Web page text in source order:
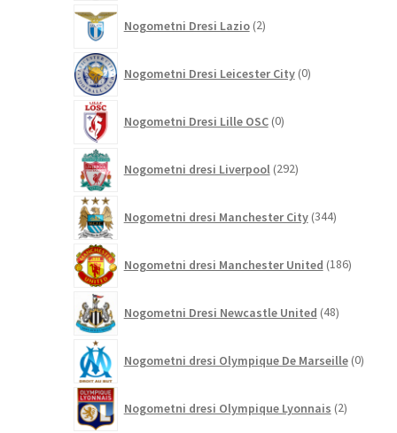
Nogometni Dresi Lazio 2izdelka
Nogometni Dresi Leicester City 0izdelkov
Nogometni Dresi Lille OSC 0izdelkov
Nogometni dresi Liverpool 292izdelkov
Nogometni dresi Manchester City 344izdelkov
Nogometni dresi Manchester United 186izdelkov
Nogometni Dresi Newcastle United 48izdelkov
Nogometni dresi Olympique De Marseille 0
Nogometni dresi Olympique Lyonnais 2izdelka